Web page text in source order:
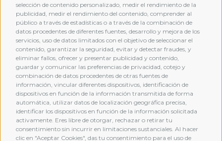
selección de contenido personalizado, medir el rendimiento de la
publicidad, medir el rendimiento del contenido, comprender al
público a través de estadísticas o a través de la combinación de
datos procedentes de diferentes fuentes, desarrollo y mejora de los
servicios, uso de datos limitados con el objetivo de seleccionar el
contenido, garantizar la seguridad, evitar y detectar fraudes, y
eliminar fallos, ofrecer y presentar publicidad y contenido,
guardar y comunicar las preferencias de privacidad, cotejo y
combinación de datos procedentes de otras fuentes de
información, vincular diferentes dispositivos, identificación de
dispositivos en función de la información transmitida de forma
automática, utilizar datos de localización geográfica precisa,
identificar los dispositivos en función de la información solicitada
activamente. Eres libre de otorgar, rechazar o retirar tu
consentimiento sin incurrir en limitaciones sustanciales. Al hacer
clic en "Aceptar Cookies", das tu consentimiento para el uso de
MEMBERSHIP